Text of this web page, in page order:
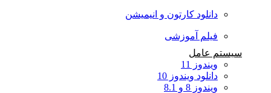
دانلود کارتون و انیمیشن
فیلم آموزشی
سیستم عامل
ویندوز 11
دانلود ویندوز 10
ویندوز 8 و 8.1